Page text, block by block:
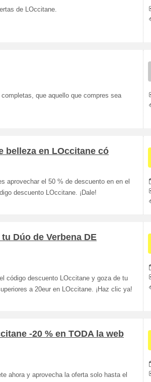
de LOccitane.
que aquello que compres sea
belleza en LOccitane có
aprovechar el 50 % de descuento en en el
descuento LOccitane. ¡Dale!
Dúo de Verbena DE
código descuento LOccitane y goza de tu
a 20eur en LOccitane. ¡Haz clic ya!
-20 % en TODA la web
ahora y aprovecha la oferta solo hasta el